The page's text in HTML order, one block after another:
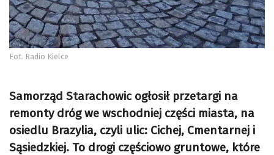
Fot. Radio Kielce
Samorząd Starachowic ogłosił przetargi na
remonty dróg we wschodniej części miasta, na
osiedlu Brazylia, czyli ulic: Cichej, Cmentarnej i
Sąsiedzkiej. To drogi częściowo gruntowe, które